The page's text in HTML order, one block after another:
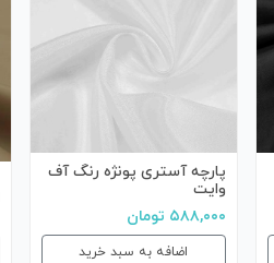
پارچه آستری پونژه رنگ آف
وایت
۵۸۸,۰۰۰ تومان
اضافه به سبد خرید